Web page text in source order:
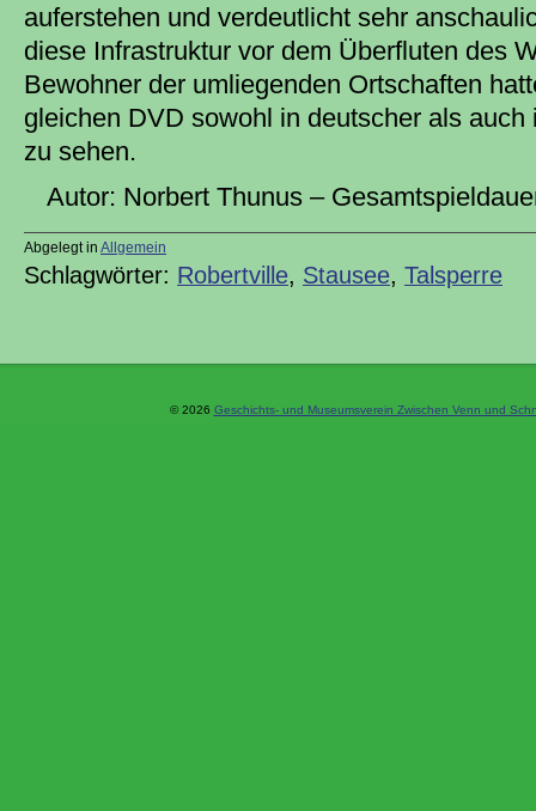
auferstehen und verdeutlicht sehr
diese Infrastruktur vor dem Überfluten des
Bewohner der umliegenden Ortschaften
gleichen DVD sowohl in deutscher als
zu sehen.
Autor: Norbert Thunus –
Abgelegt in Allgemein
Schlagwörter: Robertville, Stausee, Talsperre
© 2026 Geschichts- und Museumsverein Zwischen Venn und